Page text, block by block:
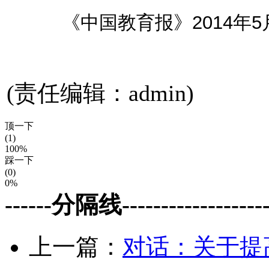
《中国教育报》2014年5
(责任编辑：admin)
顶一下
(1)
100%
踩一下
(0)
0%
------分隔线
上一篇： 对话：关于